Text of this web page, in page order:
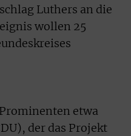
Luthers an die
wollen 25
etwa
der das Projekt